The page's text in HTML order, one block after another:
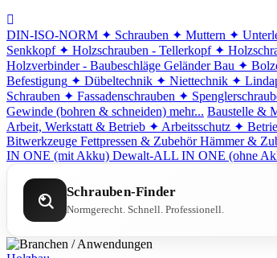
DIN-ISO-NORM ✦ Schrauben ✦ Muttern ✦
Senkkopf ✦ Holzschrauben - Tellerkopf ✦
Holzverbinder - Baubeschläge Geländer Bau ✦
Befestigung ✦ Dübeltechnik ✦ Niettechnik ✦
Schrauben ✦ Fassadenschrauben ✦
Gewinde (bohren & schneiden) mehr... Baustelle &
Arbeit, Werkstatt & Betrieb ✦ Arbeitsschutz ✦
Bitwerkzeuge Fettpressen & Zubehör Hämmer &
IN ONE (mit Akku) Dewalt-ALL IN ONE (ohne
Schrauben-Finder
Normgerecht. Schnell. Professionell.